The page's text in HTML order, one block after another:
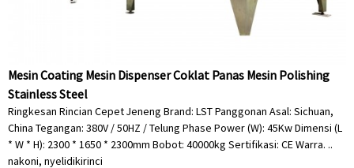
Mesin Coating Mesin Dispenser Coklat Panas Mesin Polishing
Stainless Steel
Ringkesan Rincian Cepet Jeneng Brand: LST Panggonan Asal: Sichuan,
China Tegangan: 380V / 50HZ / Telung Phase Power (W): 45Kw Dimensi (L
* W * H): 2300 * 1650 * 2300mm Bobot: 40000kg Sertifikasi: CE Warra. ..
nakoni, nyelidikirinci